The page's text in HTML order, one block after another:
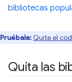
bibliotecas
Pruébala:Quita el
Quita las